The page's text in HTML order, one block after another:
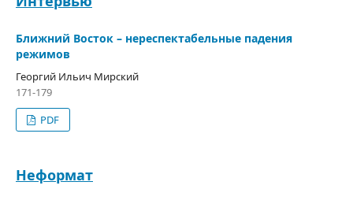
Ближний Восток – нереспектабельные падения
режимов
Георгий Ильич Мирский
171-179
PDF
Неформат